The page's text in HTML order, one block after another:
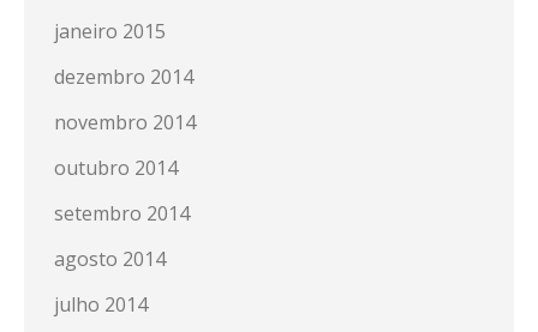
janeiro 2015
dezembro 2014
novembro 2014
outubro 2014
setembro 2014
agosto 2014
julho 2014